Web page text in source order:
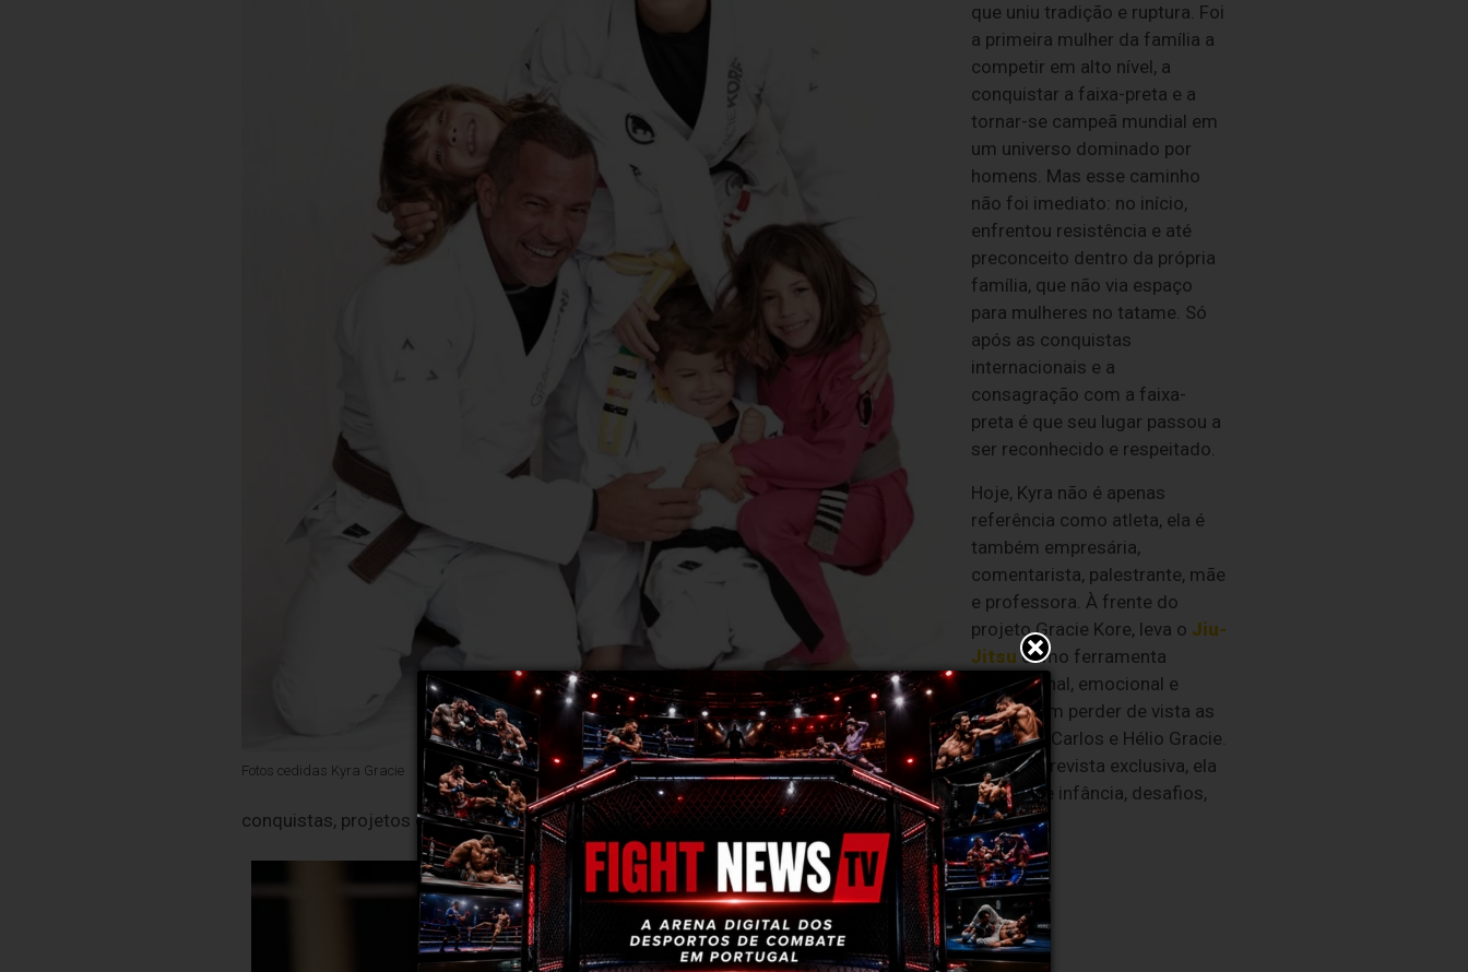
Fotos cedidas Kyra Gracie
que uniu tradição e ruptura. Foi
a primeira mulher da família a
competir em alto nível, a
conquistar a faixa-preta e a
tornar-se campeã mundial em
um universo dominado por
homens. Mas esse caminho
não foi imediato: no início,
enfrentou resistência e até
preconceito dentro da própria
família, que não via espaço
para mulheres no tatame. Só
após as conquistas
internacionais e a
consagração com a faixa-
preta é que seu lugar passou a
ser reconhecido e respeitado.
Hoje, Kyra não é apenas
referência como atleta, ela é
também empresária,
comentarista, palestrante, mãe
e professora. À frente do
projeto Gracie Kore, leva o Jiu-
Jitsu como ferramenta
educacional, emocional e
social, sem perder de vista as
raízes de Carlos e Hélio Gracie.
Nesta entrevista exclusiva, ela
fala sobre infância, desafios,
conquistas, projetos e sua visão crítica sobre os rumos do
Jiu-Jitsu contemporâneo.